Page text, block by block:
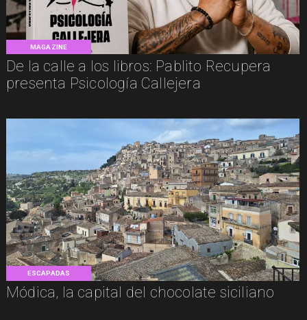
MAGAZINE
De la calle a los libros: Pablito Recupera
presenta Psicología Callejera
ESCAPADAS
Módica, la capital del chocolate siciliano